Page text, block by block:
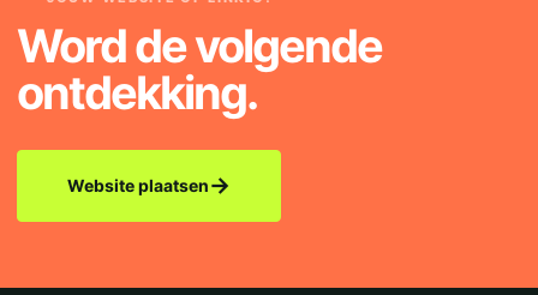
Word de volgende
ontdekking.
Website plaatsen→